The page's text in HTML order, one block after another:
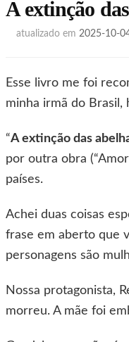
A extinção
atualizado em 2025-10-
Esse livro me foi
minha irmã do Brasil,
“A extinção das
por outra obra
países.
Achei duas coisas
frase em aberto que
personagens são
Nossa protagonista,
morreu. A mãe foi